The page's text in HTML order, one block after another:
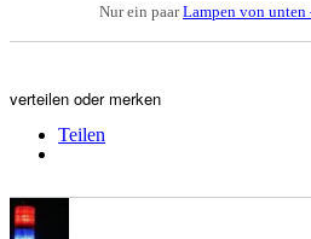
Nur ein paarLampen von unten
verteilen oder merken
Teilen